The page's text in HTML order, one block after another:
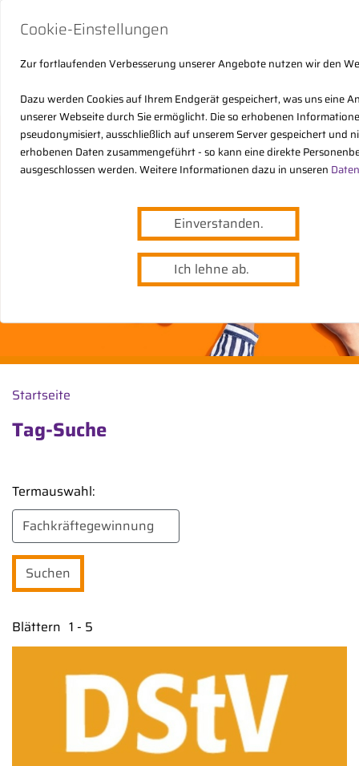
Cookie-Einstellungen
Zur fortlaufenden Verbesserung unserer Angebote nutzen wir den
Dazu werden Cookies auf Ihrem Endgerät gespeichert, was uns eine
unserer Webseite durch Sie ermöglicht. Die so erhobenen
pseudonymisiert, ausschließlich auf unserem Server gespeichert und
erhobenen Daten zusammengeführt - so kann eine direkte
ausgeschlossen werden. Weitere Informationen dazu in unseren
Einverstanden.
Ich lehne ab.
Startseite
Tag-Suche
Termauswahl:
Blättern 1 - 5